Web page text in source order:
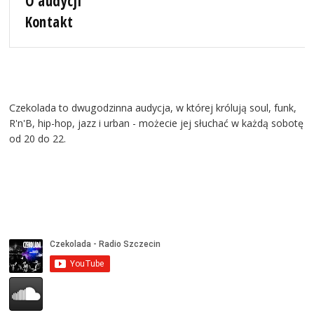
Kontakt
Czekolada to dwugodzinna audycja, w której królują soul, funk,
R'n'B, hip-hop, jazz i urban - możecie jej słuchać w każdą sobotę
od 20 do 22.